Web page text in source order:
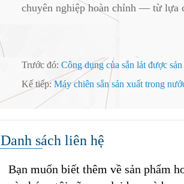
chuyên nghiệp hoàn chỉnh — từ lựa
Trước đó: Công dụng của sắn lát được
Kế tiếp:Máy chiên sắn sản xuất trong
Danh sách liên hệ
Bạn muốn biết thêm về sản phẩm